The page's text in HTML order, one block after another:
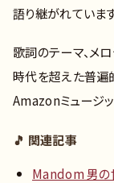
語り継がれています
歌詞のテーマ、メ
時代を超えた普遍
Amazonミュージ
🎵 関連記事
Mandom 男の